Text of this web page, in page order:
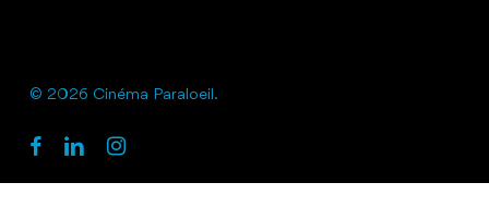
© 2026 Cinéma Paraloeil.